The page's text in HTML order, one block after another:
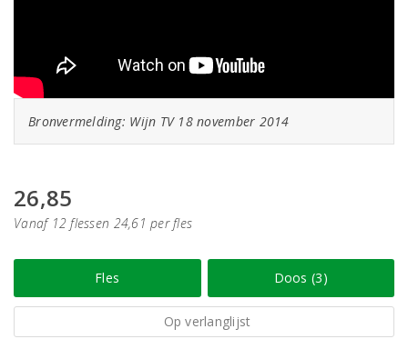
Bronvermelding: Wijn TV 18 november 2014
26,85
Vanaf 12 flessen 24,61 per fles
Fles Doos (3)
Op verlanglijst